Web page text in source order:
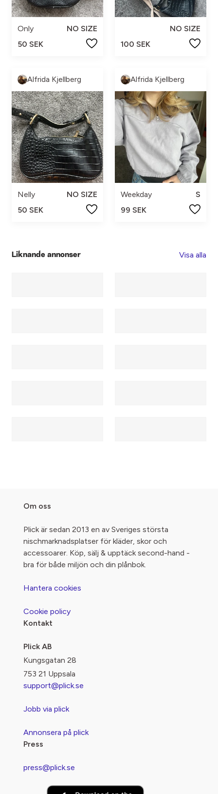
Only
NO SIZE
50 SEK
NO SIZE
100 SEK
Alfrida Kjellberg
Nelly
NO SIZE
50 SEK
Alfrida Kjellberg
Weekday
S
99 SEK
Liknande annonser Visa alla
Om oss
Plick är sedan 2013 en av Sveriges största
nischmarknadsplatser för kläder, skor och
accessoarer. Köp, sälj & upptäck second-hand -
bra för både miljön och din plånbok.
Hantera cookies
Cookie policy
Kontakt
Plick AB
Kungsgatan 28
753 21 Uppsala
support@plick.se
Jobb via plick
Annonsera på plick
Press
press@plick.se